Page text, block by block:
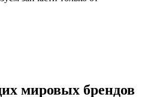
мировых брендов